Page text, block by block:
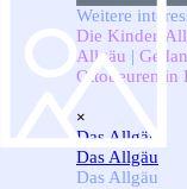
Weitere
Die Kinder-
Allgäu |
Ottobeuren in
×
Das Allgäu
Das Allgäu
Das Allgäu